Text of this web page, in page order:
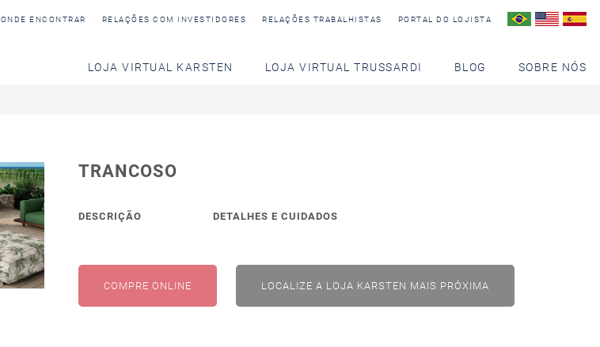
ONDE ENCONTRAR RELAÇÕES COM INVESTIDORES RELAÇÕES TRABALHISTAS PORTAL DO LOJISTA
LOJA VIRTUAL KARSTEN LOJA VIRTUAL TRUSSARDI BLOG SOBRE NÓS
TRANCOSO
DESCRIÇÃO DETALHES E CUIDADOS
COMPRE ONLINE LOCALIZE A LOJA KARSTEN MAIS PRÓXIMA